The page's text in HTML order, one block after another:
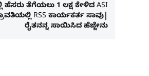
ತೆಗೆಯಲು 1 ಲಕ್ಷ ಕೇಳಿದ ASI
RSS ಕಾರ್ಯಕರ್ತ ಸಾವು|
ರೈತನನ್ನ ಸಾಯಿಸಿದ ಹೆಜ್ಜೇನು